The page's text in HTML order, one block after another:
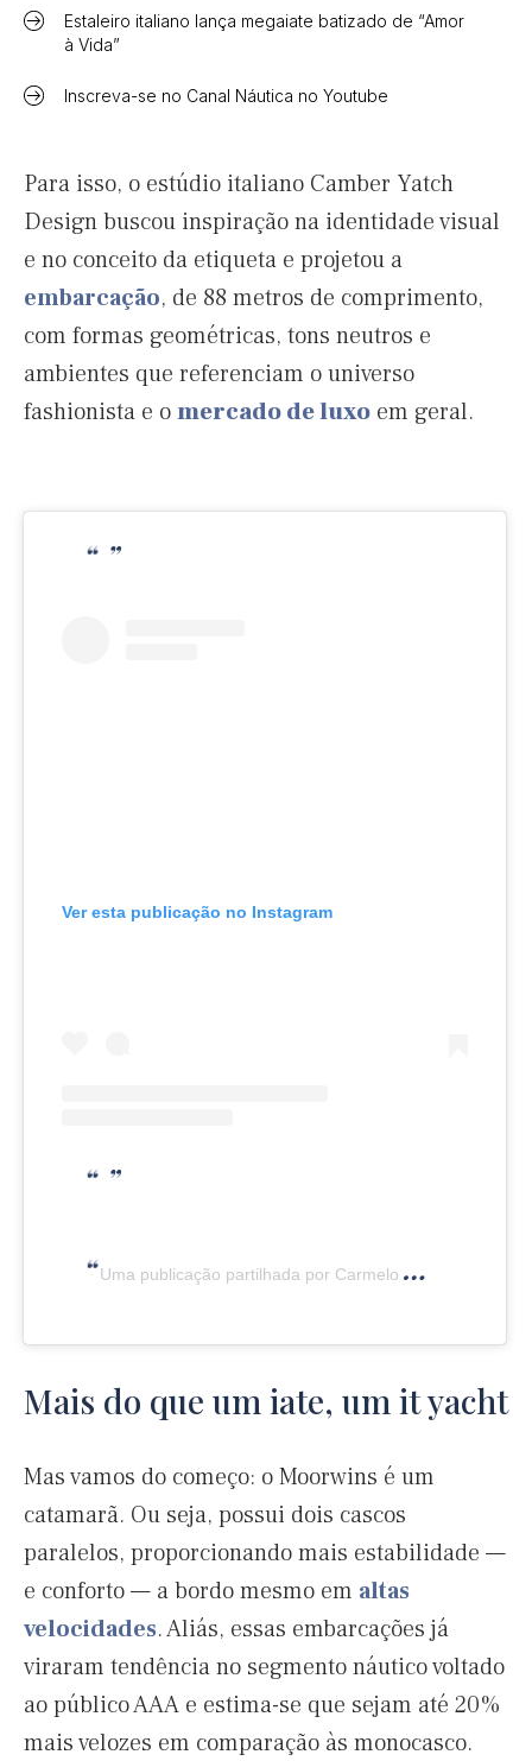
Estaleiro italiano lança megaiate batizado de “Amor
à Vida”
Inscreva-se no Canal Náutica no Youtube
Para isso, o estúdio italiano Camber Yatch
Design buscou inspiração na identidade visual
e no conceito da etiqueta e projetou a
embarcação, de 88 metros de comprimento,
com formas geométricas, tons neutros e
ambientes que referenciam o universo
fashionista e omercado de luxo em geral.
Ver esta publicação no Instagram
Uma publicação partilhada por Carmelo Marco Bernardi (@camber_yachtdesign)
Mais do que um iate, um it yacht
Mas vamos do começo: o Moorwins é um
catamarã. Ou seja, possui dois cascos
paralelos, proporcionando mais estabilidade —
e conforto — a bordo mesmo em altas
velocidades. Aliás, essas embarcações já
viraram tendência no segmento náutico voltado
ao público AAA e estima-se que sejam até 20%
mais velozes em comparação às monocasco.